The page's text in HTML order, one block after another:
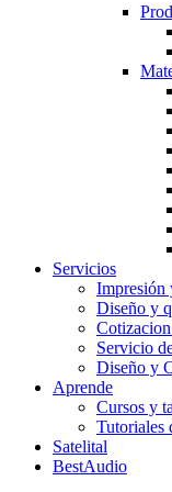
Servicios
Impresión
Diseño y
Servicio
Diseño y
Aprende
Cursos y
Tutoriales
Satelital
BestAudio